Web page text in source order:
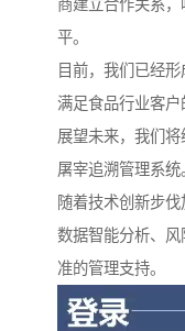
商建立合作关系
平。
目前，我们已经
满足食品行业客户
展望未来，我们
屠宰追溯管理系统
随着技术创新步
数据智能分析、
准的管理支持。